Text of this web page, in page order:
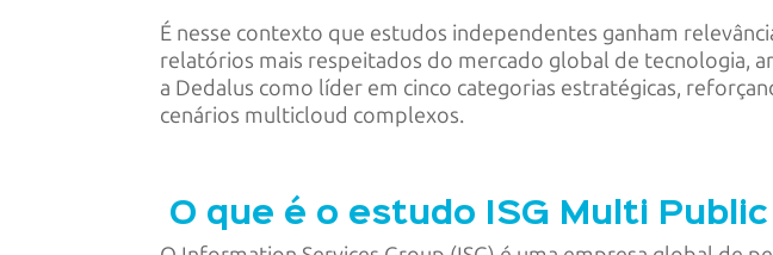
É nesse contexto que estudos independentes ganham
relatórios mais respeitados do mercado global de tecnologia,
a Dedalus como líder em cinco categorias estratégicas,
cenários multicloud complexos.
O que é o estudo ISG Multi